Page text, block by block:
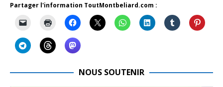
Partager l'information ToutMontbeliard.com :
NOUS SOUTENIR